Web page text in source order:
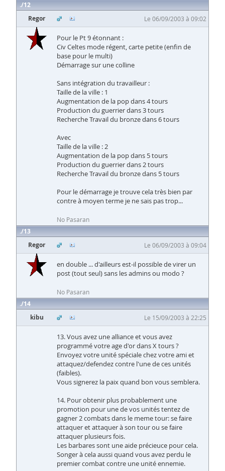
12
Regor
Le 06/09/2003 à 09:02
Pour le Pt 9 étonnant :
Civ Celtes mode régent, carte petite (enfin de
base pour le multi)
Démarrage sur une colline
Sans intégration du travailleur :
Taille de la ville : 1
Augmentation de la pop dans 4 tours
Production du guerrier dans 3 tours
Recherche Travail du bronze dans 6 tours
Avec
Taille de la ville : 2
Augmentation de la pop dans 5 tours
Production du guerrier dans 2 tours
Recherche Travail du bronze dans 5 tours
Pour le démarrage je trouve cela très bien par
contre à moyen terme je ne sais pas trop...
No Pasaran
13
Regor
Le 06/09/2003 à 09:04
en double ... d'ailleurs est-il possible de virer un
post (tout seul) sans les admins ou modo ?
No Pasaran
14
kibu
Le 15/09/2003 à 22:25
13. Vous avez une alliance et vous avez
programmé votre age d'or dans X tours ?
Envoyez votre unité spéciale chez votre ami et
attaquez/defendez contre l'une de ces unités
(faibles).
Vous signerez la paix quand bon vous semblera.
14. Pour obtenir plus probablement une
promotion pour une de vos unités tentez de
gagner 2 combats dans le meme tour: se faire
attaquer et attaquer à son tour ou se faire
attaquer plusieurs fois.
Les barbares sont une aide précieuce pour cela.
Songer à cela aussi quand vous avez perdu le
premier combat contre une unité ennemie.